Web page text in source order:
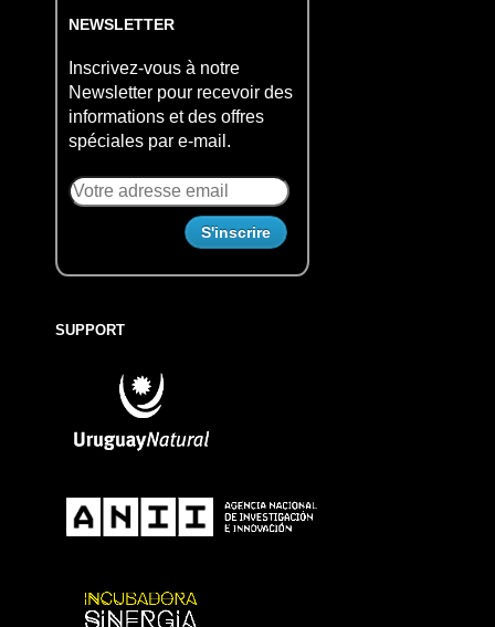
NEWSLETTER
Inscrivez-vous à notre
Newsletter pour recevoir des
informations et des offres
spéciales par e-mail.
SUPPORT